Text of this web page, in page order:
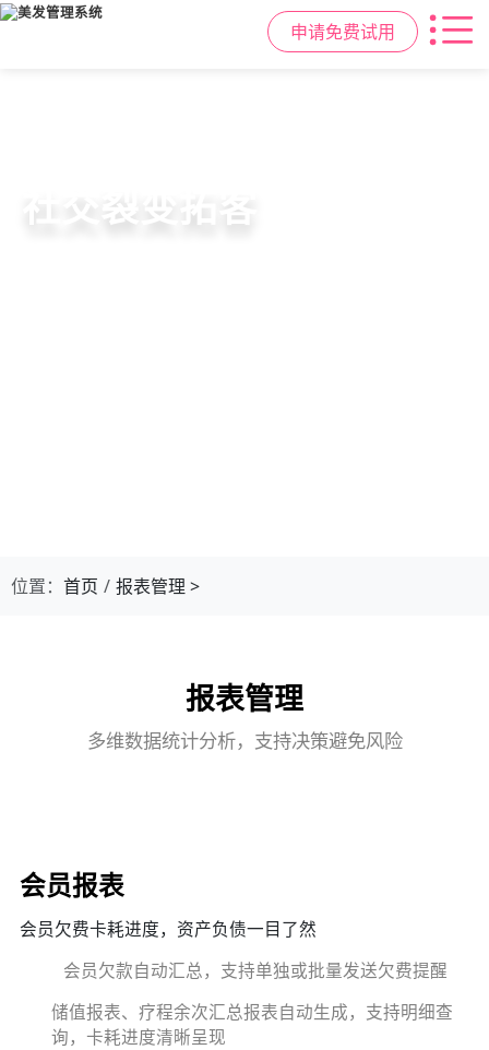
申请免费试用
美容美发管理系统
高效管理店务
社交裂变拓客
小程序商城
位置： 首页 报表管理 >
报表管理
多维数据统计分析，支持决策避免风险
会员报表
会员欠费卡耗进度，资产负债一目了然
会员欠款自动汇总，支持单独或批量发送欠费提醒
储值报表、疗程余次汇总报表自动生成，支持明细查
询，卡耗进度清晰呈现